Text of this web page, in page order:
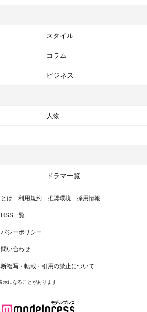
スタイル
コラム
ビジネス
人物
ドラマ一覧
は 利用規約 推奨環境 採用情報
RSS一覧
シーポリシー
い合わせ
複写・転載・引用の禁止について
示になることがあります